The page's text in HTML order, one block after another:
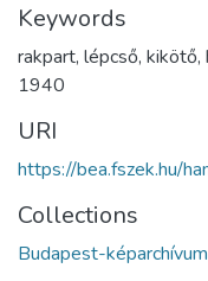
Keywords
rakpart, lépcső, kikötő,
1940
URI
https://bea.fszek.hu/
Collections
Budapest-képarchívum